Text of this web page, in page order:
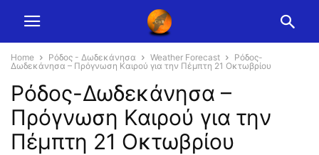
Home Ρόδος - Δωδεκάνησα Weather Forecast
Ρόδος-
Δωδεκάνησα – Πρόγνωση Καιρού για την Πέμπτη 21 Οκτωβρίου
Ρόδος-Δωδεκάνησα –
Πρόγνωση Καιρού για την
Πέμπτη 21 Οκτωβρίου